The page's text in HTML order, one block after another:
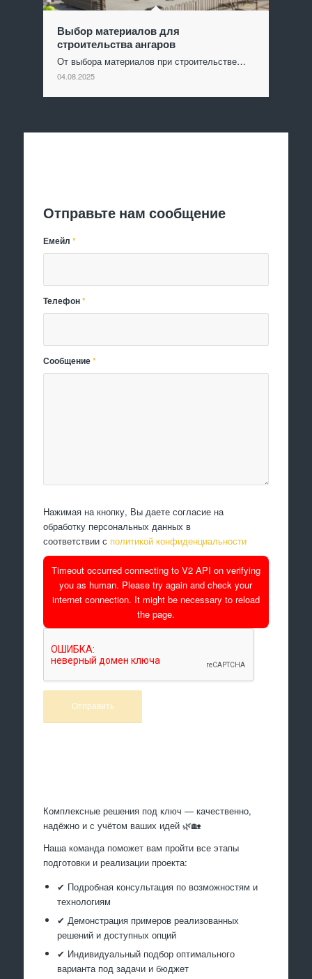
Выбор материалов для
строительства ангаров
От выбора материалов при строительстве…
04.08.2025
Отправьте нам сообщение
Емейл*
Телефон*
Сообщение*
Нажимая на кнопку, Вы даете согласие на
обработку персональных данных в
соответствии с политикой конфиденциальности
Timeout occurred connecting to V2 API on verifying
you as human. Please try again and check your
internet connection. It might be necessary to reload
the page.
Комплексные решения под ключ — качественно,
надёжно и с учётом ваших идей 🌿🏡
Наша команда поможет вам пройти все этапы
подготовки и реализации проекта:
✔ Подробная консультация по возможностям и
технологиям
✔ Демонстрация примеров реализованных
решений и доступных опций
✔ Индивидуальный подбор оптимального
варианта под задачи и бюджет